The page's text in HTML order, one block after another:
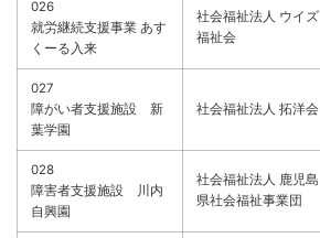
026
就労継続支援事業 あす
くーる入来
社会福祉法人 ウイズ
福祉会
027
障がい者支援施設 新
葉学園
社会福祉法人 拓洋会
028
障害者支援施設 川内
自興園
社会福祉法人 鹿児島
県社会福祉事業団